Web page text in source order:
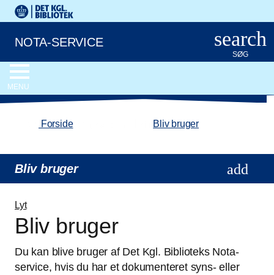
Gå til hovedindholdet
Det Kongelige Biblioteks logo. Gå til Det Kongelige
NOTA-SERVICE search
SØG
MENU
Forside/ chevron_leftBliv bruger
Bliv bruger
Lyt
Bliv bruger
Du kan blive bruger af Det Kgl. Biblioteks Nota-
service, hvis du har et dokumenteret syns- eller